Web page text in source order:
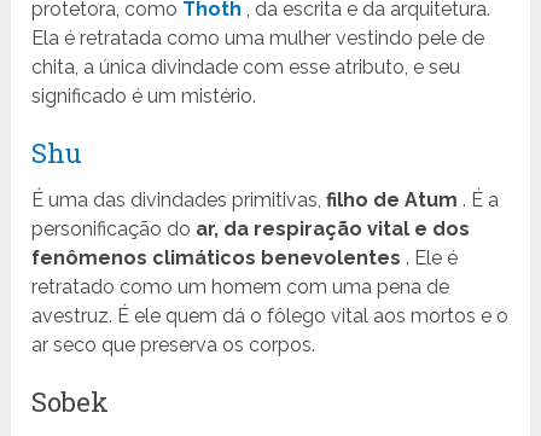
protetora, como Thoth , da escrita e da arquitetura.
Ela é retratada como uma mulher vestindo pele de
chita, a única divindade com esse atributo, e seu
significado é um mistério.
Shu
É uma das divindades primitivas,filho de Atum . É a
personificação do ar, da respiração vital e dos
fenômenos climáticos benevolentes . Ele é
retratado como um homem com uma pena de
avestruz. É ele quem dá o fôlego vital aos mortos e o
ar seco que preserva os corpos.
Sobek